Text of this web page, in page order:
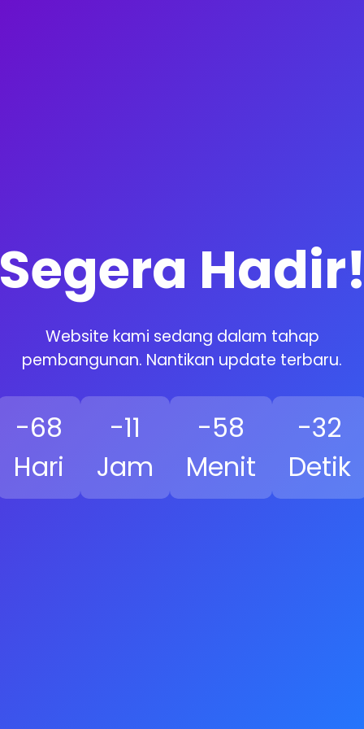
Website kami sedang dalam tahap
pembangunan. Nantikan update terbaru.
-68
Hari
-11
Jam
-58
Menit
-33
Detik